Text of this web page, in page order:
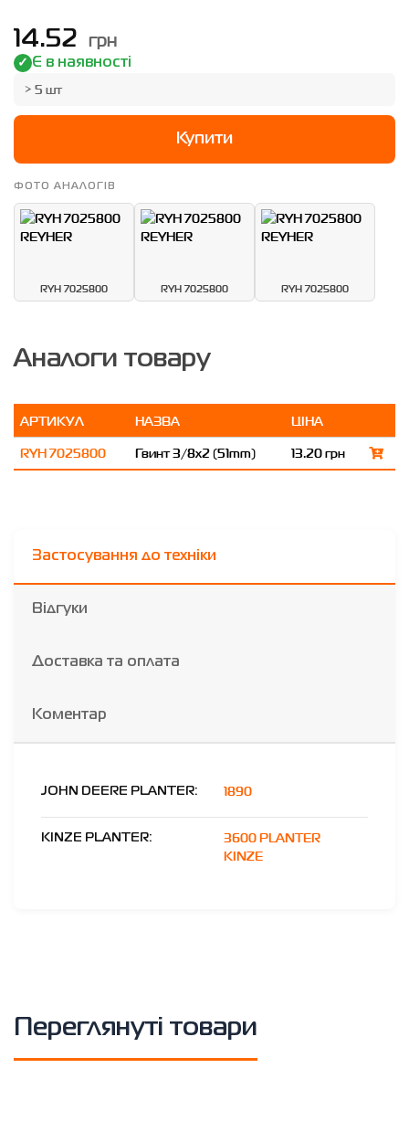
14.52 грн
Є в наявності
> 5 шт
Купити
ФОТО АНАЛОГІВ
RYH 7025800 RYH 7025800 RYH 7025800
Аналоги товару
АРТИКУЛ НАЗВА
ЦІНА
RYH 7025800
Гвинт 3/8x2 (51mm) 13.20 грн
Застосування до техніки
Відгуки
Доставка та оплата
Коментар
JOHN DEERE PLANTER: 1890
KINZE PLANTER:
3600 PLANTER
KINZE
Переглянуті товари